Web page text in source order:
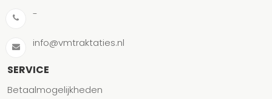
-
info@vmtraktaties.nl
SERVICE
Betaalmogelijkheden